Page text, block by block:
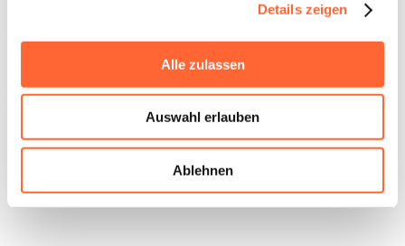
Details zeigen
Alle zulassen
Auswahl erlauben
Ablehnen
Boomerang Reisen GmbH
Zurmaiener Straße 152
54292 Trier
Kontakt